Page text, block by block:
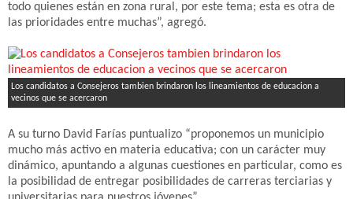
todo quienes están en zona rural, por este tema; esta es otra de
las prioridades entre muchas”, agregó.
Los candidatos a Consejeros tambien brindaron los lineamientos de educacion a
vecinos que se acercaron
A su turno David Farías puntualizo “proponemos un municipio
mucho más activo en materia educativa; con un carácter muy
dinámico, apuntando a algunas cuestiones en particular, como es
la posibilidad de entregar posibilidades de carreras terciarias y